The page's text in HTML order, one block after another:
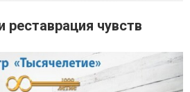
реставрация чувств